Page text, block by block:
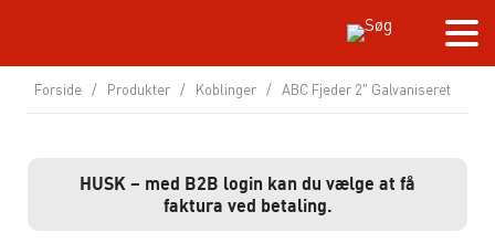
Forside / Produkter / Koblinger / ABC Fjeder 2″ Galvaniseret
HUSK – med B2B login kan du vælge at få
faktura ved betaling.